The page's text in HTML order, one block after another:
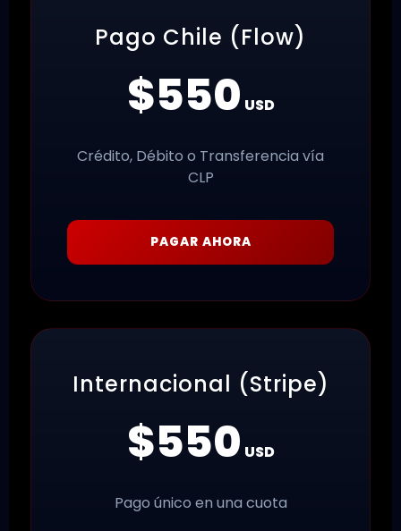
Pago Chile (Flow)
$550 USD
Crédito, Débito o Transferencia vía
CLP
PAGAR AHORA
Internacional (Stripe)
$550 USD
Pago único en una cuota